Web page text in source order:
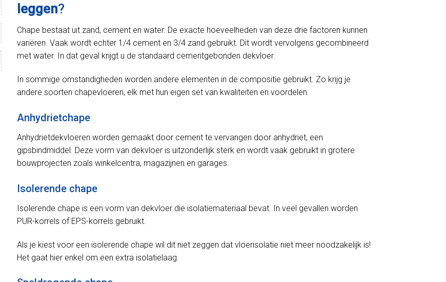
leggen?
Chape bestaat uit zand, cement en water. De exacte hoeveelheden van deze drie factoren kunnen
variëren. Vaak wordt echter 1/4 cement en 3/4 zand gebruikt. Dit wordt vervolgens gecombineerd
met water. In dat geval krijgt u de standaard cementgebonden dekvloer.
In sommige omstandigheden worden andere elementen in de compositie gebruikt. Zo krijg je
andere soorten chapevloeren, elk met hun eigen set van kwaliteiten en voordelen.
Anhydrietchape
Anhydrietdekvloeren worden gemaakt door cement te vervangen door anhydriet, een
gipsbindmiddel. Deze vorm van dekvloer is uitzonderlijk sterk en wordt vaak gebruikt in grotere
bouwprojecten zoals winkelcentra, magazijnen en garages.
Isolerende chape
Isolerende chape is een vorm van dekvloer die isolatiemateriaal bevat. In veel gevallen worden
PUR-korrels of EPS-korrels gebruikt.
Als je kiest voor een isolerende chape wil dit niet zeggen dat vloerisolatie niet meer noodzakelijk is!
Het gaat hier enkel om een extra isolatielaag.